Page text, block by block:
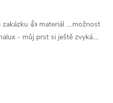
👍 materiál ....možnost
- můj prst si ještě zvyká....